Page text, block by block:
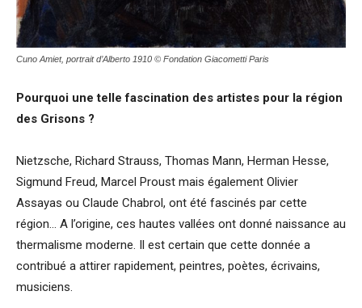
Cuno Amiet, portrait d’Alberto 1910 © Fondation Giacometti Paris
Pourquoi une telle fascination des artistes pour la région
des Grisons ?
Nietzsche, Richard Strauss, Thomas Mann, Herman Hesse,
Sigmund Freud, Marcel Proust mais également Olivier
Assayas ou Claude Chabrol, ont été fascinés par cette
région… A l’origine, ces hautes vallées ont donné naissance au
thermalisme moderne. Il est certain que cette donnée a
contribué a attirer rapidement, peintres, poètes, écrivains,
musiciens.